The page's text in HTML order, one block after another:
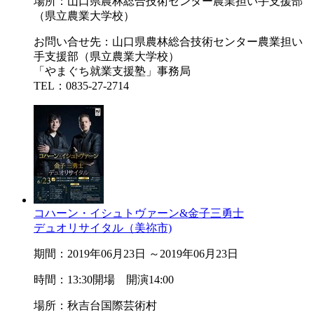
（県立農業大学校）
お問い合せ先：山口県農林総合技術センター農業担い
手支援部（県立農業大学校）
「やまぐち就業支援塾」事務局
TEL：0835-27-2714
コハーン・イシュトヴァーン&金子三勇士
デュオリサイタル（美祢市)
期間：2019年06月23日 ～2019年06月23日
時間：13:30開場 開演14:00
場所：秋吉台国際芸術村